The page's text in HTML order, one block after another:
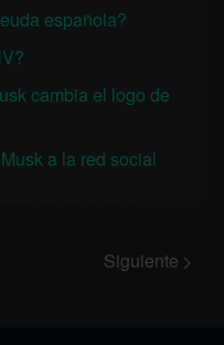
española?
cambia el logo de
a la red social
Siguiente